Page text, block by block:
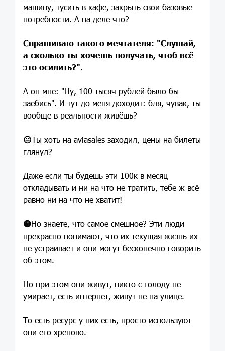
машину, тусить в кафе, закрыть свои базовые
потребности. А на деле что?
Спрашиваю такого мечтателя: "Слушай,
а сколько ты хочешь получать, чтоб всё
это осилить?".
А он мне: "Ну, 100 тысяч рублей было бы
заебись". И тут до меня доходит: бля, чувак, ты
вообще в реальности живёшь?
😐Ты хоть на aviasales заходил, цены на билеты
глянул?
Даже если ты будешь эти 100к в месяц
откладывать и ни на что не тратить, тебе ж всё
равно ни на что не хватит!
🟡Но знаете, что самое смешное? Эти люди
прекрасно понимают, что их текущая жизнь их
не устраивает и они могут бесконечно говорить
об этом.
Но при этом они живут, никто с голоду не
умирает, есть интернет, живут не на улице.
То есть ресурс у них есть, просто используют
они его хреново.